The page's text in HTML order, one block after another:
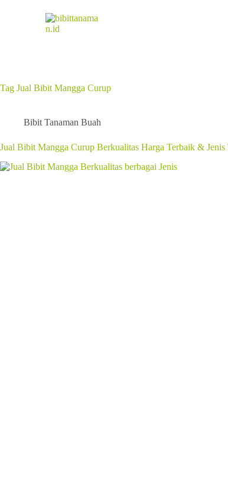
Tag Jual Bibit Mangga Curup
Bibit Tanaman Buah
Jual Bibit Mangga Curup Berkualitas Harga Terbaik & Jenis